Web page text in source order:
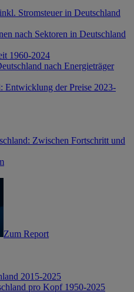
Stromsteuer in Deutschland
nach Sektoren in Deutschland
1960-2024
nach Energieträger
Entwicklung der Preise 2023-
Zwischen Fortschritt und
Zum Report
2015-2025
pro Kopf 1950-2025